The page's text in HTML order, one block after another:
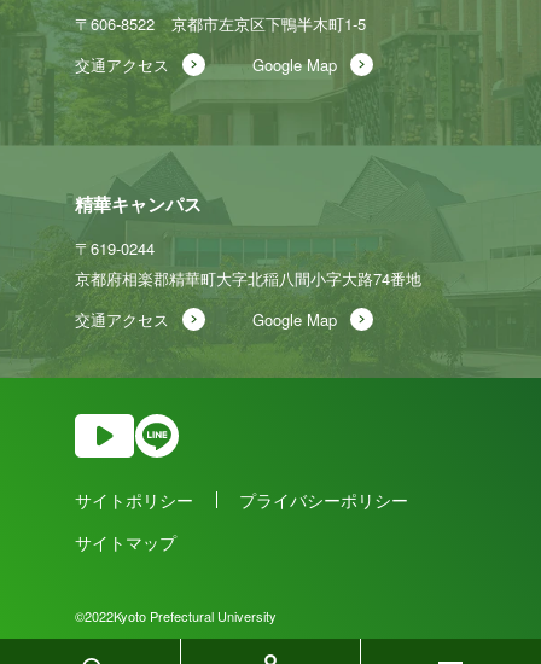
〒606-8522
京都市左京区下鴨半木町1-5
交通アクセス
Google Map
精華キャンパス
〒619-0244
京都府相楽郡精華町大字北稲八間小字大路74番地
交通アクセス
Google Map
サイトポリシー
プライバシーポリシー
サイトマップ
©2022Kyoto Prefectural University